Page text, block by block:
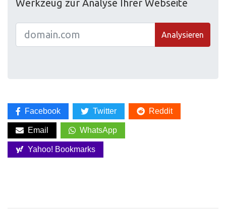
Werkzeug zur Analyse Ihrer Webseite
Analysieren
Facebook Twitter Reddit
Email WhatsApp
Yahoo! Bookmarks